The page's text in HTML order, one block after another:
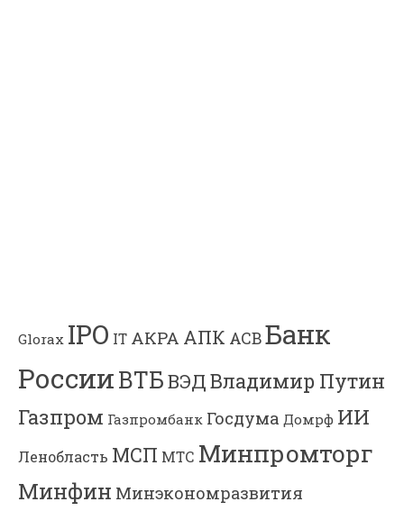
Glorax IPO IT АКРА АПК АСВБанк
РоссииВТБВЭДВладимир Путин
Газпром Газпромбанк Госдума Домрф ИИ
Ленобласть МСП МТС Минпромторг
Минфин Минэкономразвития